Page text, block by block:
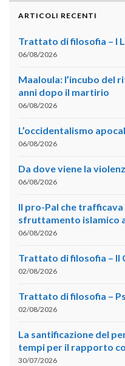
ARTICOLI RECENTI
Trattato di filosofia – I
06/08/2026
Maaloula: l’incubo del
anni dopo il martirio
06/08/2026
L’occidentalismo
06/08/2026
Da dove viene la
06/08/2026
Il pro-Pal che
sfruttamento islamico
06/08/2026
Trattato di filosofia – II
02/08/2026
Trattato di filosofia –
02/08/2026
La santificazione del
tempi per il rapporto
30/07/2026